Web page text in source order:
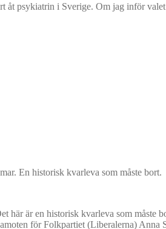
åt psykiatrin i Sverige. Om jag inför
En historisk kvarleva som måste bort.
är en historisk kvarleva som måste
för Folkpartiet (Liberalerna) Anna